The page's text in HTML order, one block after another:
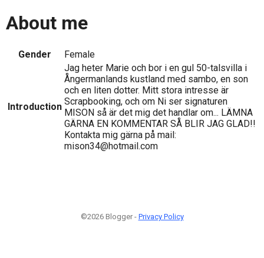
About me
Gender Female
Introduction
Jag heter Marie och bor i en gul 50-talsvilla i
Ångermanlands kustland med sambo, en son
och en liten dotter. Mitt stora intresse är
Scrapbooking, och om Ni ser signaturen
MISON så är det mig det handlar om... LÄMNA
GÄRNA EN KOMMENTAR SÅ BLIR JAG GLAD!!
Kontakta mig gärna på mail:
mison34@hotmail.com
©2026 Blogger - Privacy Policy